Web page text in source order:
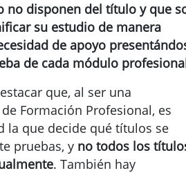
no disponen del título y que
su estudio de manera
de apoyo
de cada módulo
que, al ser una
Formación Profesional, es
la que decide qué títulos se
pruebas, y no todos los
. También hay